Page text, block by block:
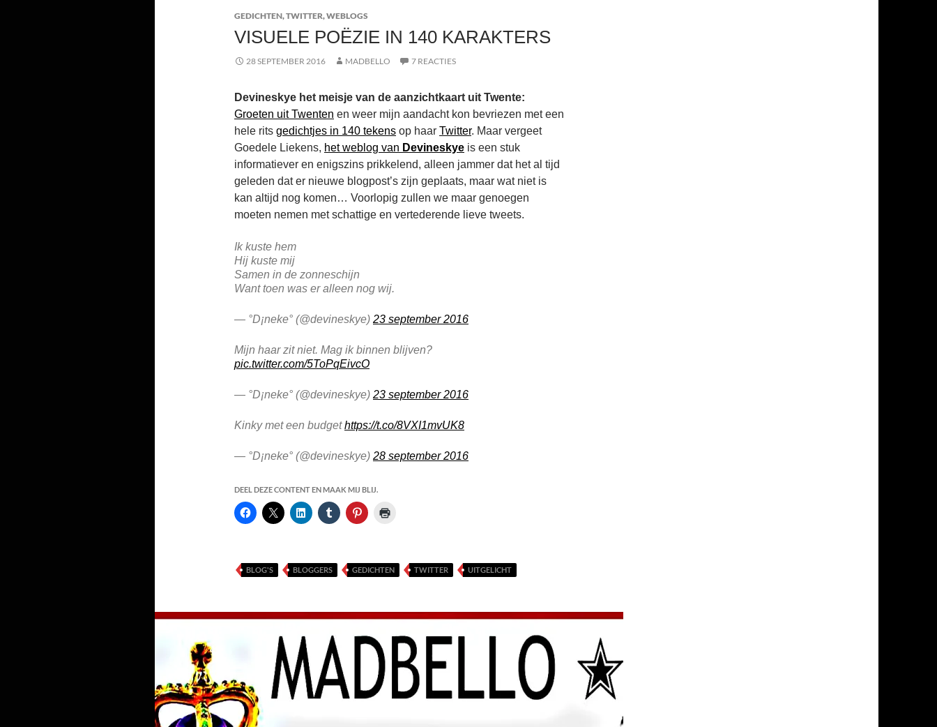
GEDICHTEN,TWITTER,WEBLOGS
VISUELE POËZIE IN 140 KARAKTERS
28 SEPTEMBER 2016 MADBELLO 7 REACTIES
Devineskye het meisje van de aanzichtkaart uit Twente:
Groeten uit Twenten en weer mijn aandacht kon bevriezen met een
hele rits gedichtjes in 140 tekens op haar Twitter. Maar vergeet
Goedele Liekens, het weblog van Devineskye is een stuk
informatiever en enigszins prikkelend, alleen jammer dat het al tijd
geleden dat er nieuwe blogpost’s zijn geplaats, maar wat niet is
kan altijd nog komen… Voorlopig zullen we maar genoegen
moeten nemen met schattige en vertederende lieve tweets.
Ik kuste hem
Hij kuste mij
Samen in de zonneschijn
Want toen was er alleen nog wij.
— °D¡neke° (@devineskye) 23 september 2016
Mijn haar zit niet. Mag ik binnen blijven?
pic.twitter.com/5ToPqEivcO
— °D¡neke° (@devineskye) 23 september 2016
Kinky met een budgethttps://t.co/8VXI1mvUK8
— °D¡neke° (@devineskye) 28 september 2016
DEEL DEZE CONTENT EN MAAK MIJ BLIJ.
BLOG'S BLOGGERS GEDICHTEN TWITTER UITGELICHT